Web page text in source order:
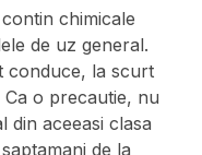
chimicale
de uz general.
conduce, la scurt
o precautie, nu
din aceeasi clasa
de la